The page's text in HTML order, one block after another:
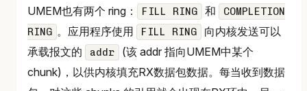
UMEM也有两个 ring： FILL RING 和
COMPLETION
RING 。应用程序使用 FILL RING
向内核发送可以
承载报文的
addr
(该 addr 指向UMEM中某个
chunk)，以供内核填充RX数据包数据。每当收到数据